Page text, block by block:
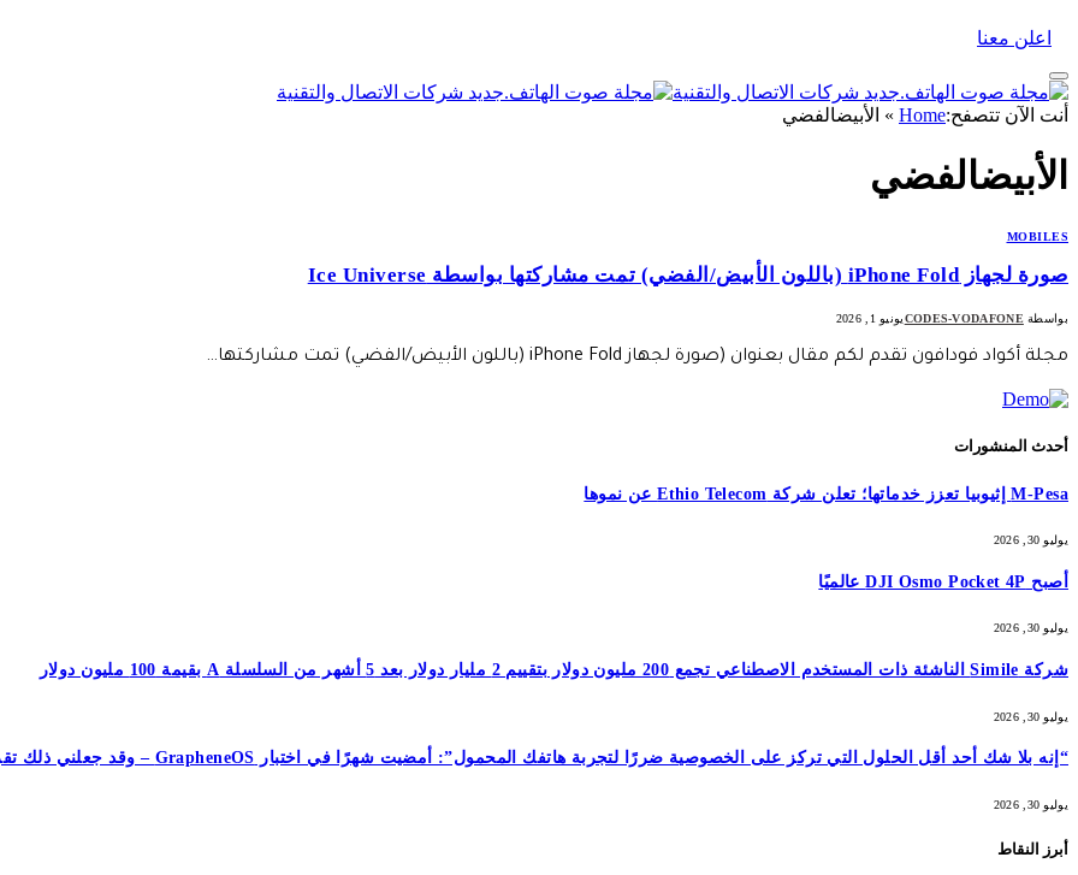
اعلن معنا
أنت الآن تتصفح:Home
» الأبيضالفضي
الأبيضالفضي
MOBILES
صورة لجهاز iPhone Fold (باللون الأبيض/الفضي) تمت مشاركتها بواسطة Ice Universe
بواسطة CODES-VODAFONEيونيو 1, 2026
مجلة أكواد فودافون تقدم لكم مقال بعنوان (صورة لجهاز iPhone Fold (باللون الأبيض/الفضي) تمت مشاركتها…
أحدث المنشورات
M-Pesa إثيوبيا تعزز خدماتها؛ تعلن شركة Ethio Telecom عن نموها
يوليو 30, 2026
أصبح DJI Osmo Pocket 4P عالميًا
يوليو 30, 2026
شركة Simile الناشئة ذات المستخدم الاصطناعي تجمع 200 مليون دولار بتقييم 2 مليار دولار بعد 5 أشهر من السلسلة A بقيمة 100 مليون دولار
يوليو 30, 2026
“إنه بلا شك أحد أقل الحلول التي تركز على الخصوصية ضررًا لتجربة هاتفك المحمول”: أمضيت شهرًا في اختبار GrapheneOS – وقد جعلني ذلك تقريبًا أتخلى عن هاتفي الذي يعمل بنظام Android تمامًا
يوليو 30, 2026
أبرز النقاط